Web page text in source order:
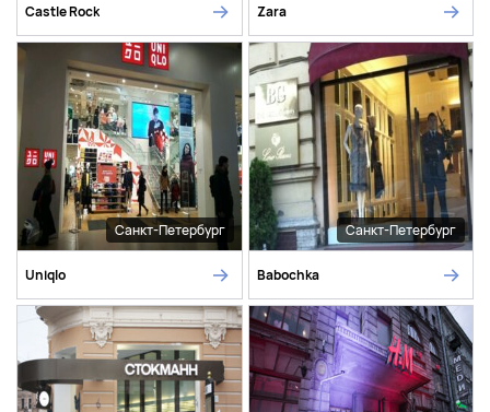
Castle Rock Zara
Санкт-Петербург
Uniqlo
Санкт-Петербург
Babochka